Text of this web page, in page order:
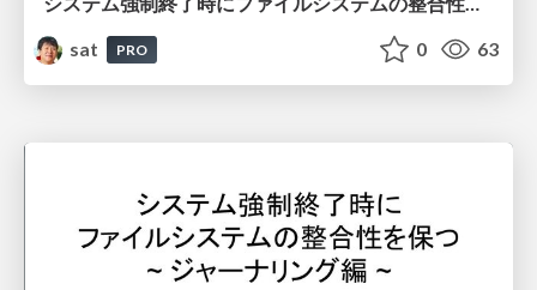
sat
PRO 0 63